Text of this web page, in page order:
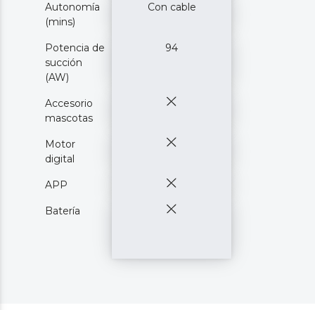
Autonomía
(mins)
Con cable
Potencia de
succión
(AW)
94
Accesorio
mascotas
Motor
digital
APP
Batería